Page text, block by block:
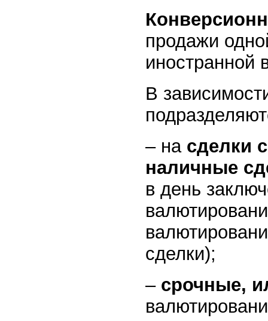
продажи
иностранной
В
– на сделки
наличные
в день
сделки);
– срочные,